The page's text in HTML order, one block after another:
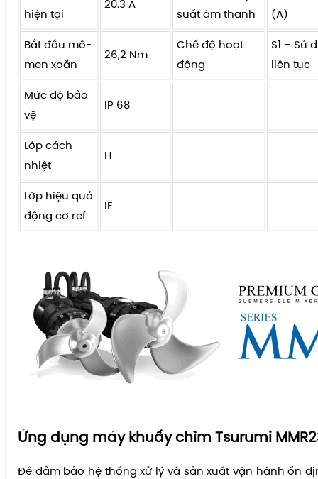
hiện tại
20.3 A
suất âm thanh
(A)
Bắt đầu mô-
men xoắn
26,2 Nm
Chế độ hoạt
động
S1 – Sử
liên tục
Mức độ bảo
vệ
IP 68
Lớp cách
nhiệt
H
Lớp hiệu quả
động cơ ref
IE
Ứng dụng máy khuấy chìm Tsurumi
Để đảm bảo hệ thống xử lý và sản xuất vận hành ổn